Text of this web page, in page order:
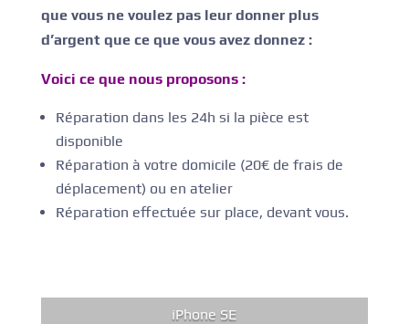
que vous ne voulez pas leur donner plus
d’argent que ce que vous avez donnez :
Voici ce que nous proposons :
Réparation dans les 24h si la pièce est
disponible
Réparation à votre domicile (20€ de frais de
déplacement) ou en atelier
Réparation effectuée sur place, devant vous.
iPhone SE